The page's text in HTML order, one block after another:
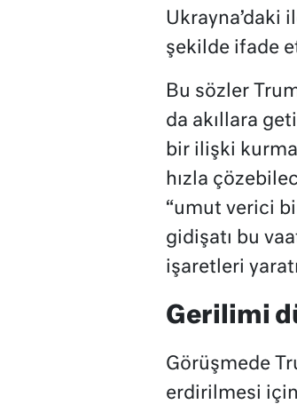
Ukrayna’daki
şekilde ifade
Bu sözler
da akıllara
bir ilişki
hızla
“umut verici
gidişatı bu
işaretleri
Gerilimi
Görüşmede
erdirilmesi